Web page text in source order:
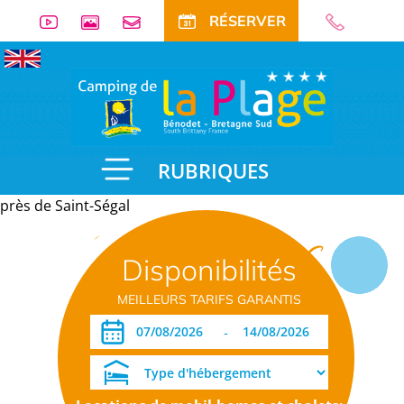
RÉSERVER
RUBRIQUES
Disponibilités
MEILLEURS TARIFS GARANTIS
-
près de Saint-Ségal
Informations
pratiques